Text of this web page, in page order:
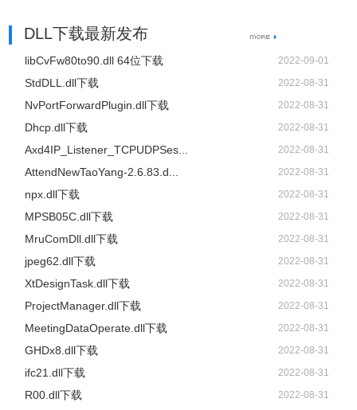
DLL下载最新发布
libCvFw80to90.dll 64位下载 2022-09-01
StdDLL.dll下载 2022-08-31
NvPortForwardPlugin.dll下载 2022-08-31
Dhcp.dll下载 2022-08-31
Axd4IP_Listener_TCPUDPSes... 2022-08-31
AttendNewTaoYang-2.6.83.d... 2022-08-31
npx.dll下载 2022-08-31
MPSB05C.dll下载 2022-08-31
MruComDll.dll下载 2022-08-31
jpeg62.dll下载 2022-08-31
XtDesignTask.dll下载 2022-08-31
ProjectManager.dll下载 2022-08-31
MeetingDataOperate.dll下载 2022-08-31
GHDx8.dll下载 2022-08-31
ifc21.dll下载 2022-08-31
R00.dll下载 2022-08-31